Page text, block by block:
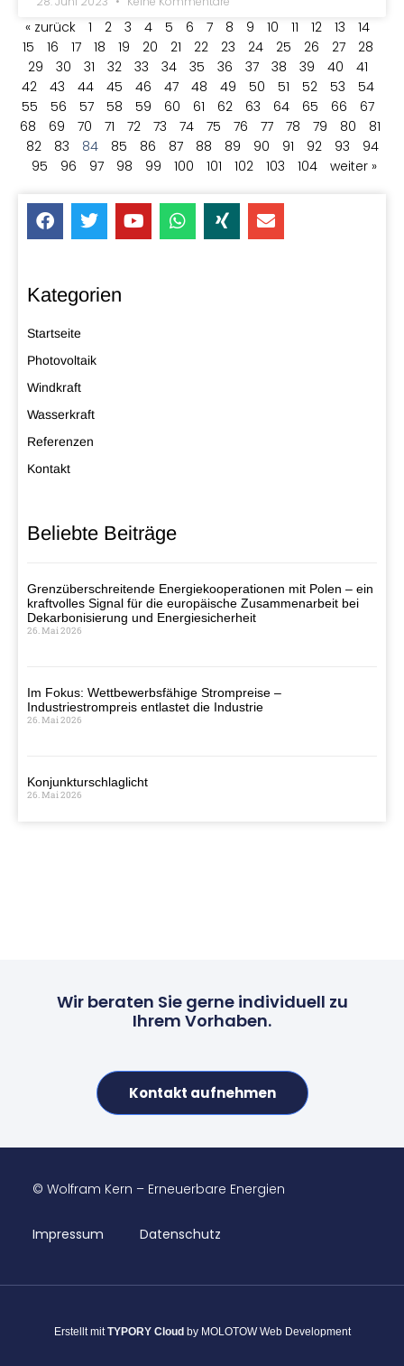
« zurück 1 2 3 4 5 6 7 8 9 10 11 12 13
14
15
16 17 18 19 20 21 22 23 24 25 26 27
28
29
30 31 32 33 34 35 36 37 38 39 40
41
42
43 44 45 46 47 48 49 50 51 52 53
54
55
56 57 58 59 60 61 62 63 64 65 66
67
68
69 70 71 72 73 74 75 76 77 78 79 80
81
82
83 84 85 86 87 88 89 90 91 92 93
94
95
96 97 98 99 100 101 102 103 104 weiter »
Kategorien
Startseite
Photovoltaik
Windkraft
Wasserkraft
Referenzen
Kontakt
Beliebte Beiträge
Grenzüberschreitende Energiekooperationen mit Polen – ein
kraftvolles Signal für die europäische Zusammenarbeit bei
Dekarbonisierung und Energiesicherheit
26. Mai 2026
Im Fokus: Wettbewerbsfähige Strompreise –
Industriestrompreis entlastet die Industrie
26. Mai 2026
Konjunkturschlaglicht
26. Mai 2026
Wir beraten Sie gerne individuell zu
Ihrem Vorhaben.
Kontakt aufnehmen
© Wolfram Kern – Erneuerbare Energien
Impressum Datenschutz
Erstellt mitTYPORY Cloud by MOLOTOW Web Development